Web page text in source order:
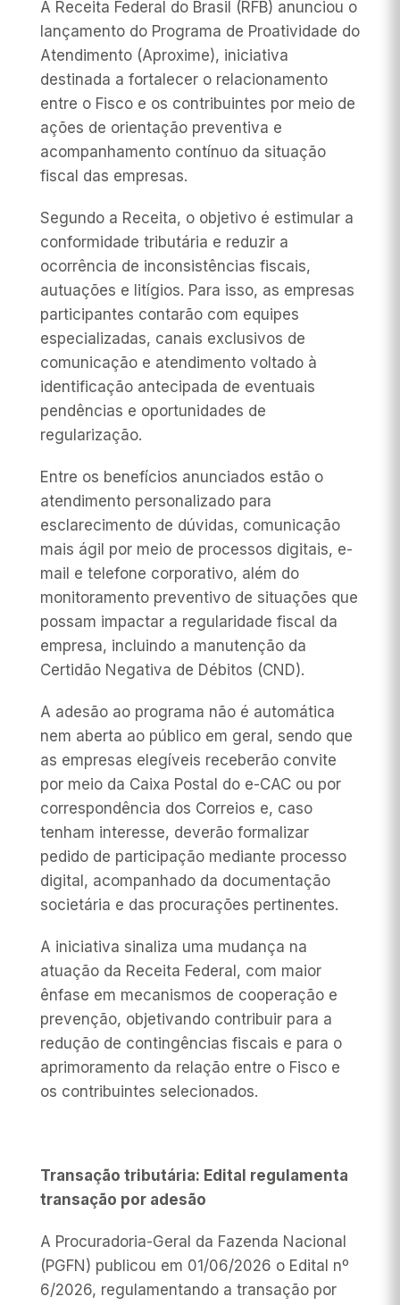
A Receita Federal do Brasil (RFB) anunciou o
lançamento do Programa de Proatividade do
Atendimento (Aproxime), iniciativa
destinada a fortalecer o relacionamento
entre o Fisco e os contribuintes por meio de
ações de orientação preventiva e
acompanhamento contínuo da situação
fiscal das empresas.
Segundo a Receita, o objetivo é estimular a
conformidade tributária e reduzir a
ocorrência de inconsistências fiscais,
autuações e litígios. Para isso, as empresas
participantes contarão com equipes
especializadas, canais exclusivos de
comunicação e atendimento voltado à
identificação antecipada de eventuais
pendências e oportunidades de
regularização.
Entre os benefícios anunciados estão o
atendimento personalizado para
esclarecimento de dúvidas, comunicação
mais ágil por meio de processos digitais, e-
mail e telefone corporativo, além do
monitoramento preventivo de situações que
possam impactar a regularidade fiscal da
empresa, incluindo a manutenção da
Certidão Negativa de Débitos (CND).
A adesão ao programa não é automática
nem aberta ao público em geral, sendo que
as empresas elegíveis receberão convite
por meio da Caixa Postal do e-CAC ou por
correspondência dos Correios e, caso
tenham interesse, deverão formalizar
pedido de participação mediante processo
digital, acompanhado da documentação
societária e das procurações pertinentes.
A iniciativa sinaliza uma mudança na
atuação da Receita Federal, com maior
ênfase em mecanismos de cooperação e
prevenção, objetivando contribuir para a
redução de contingências fiscais e para o
aprimoramento da relação entre o Fisco e
os contribuintes selecionados.
Transação tributária: Edital regulamenta
transação por adesão
A Procuradoria-Geral da Fazenda Nacional
(PGFN) publicou em 01/06/2026 o Edital nº
6/2026, regulamentando a transação por